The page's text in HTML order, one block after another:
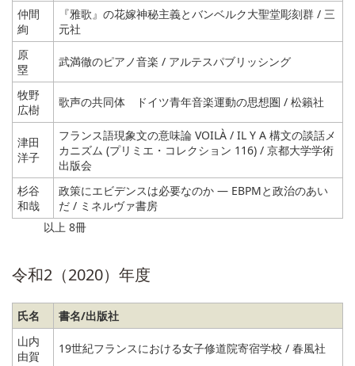
仲間
絢
『雅歌』の花嫁神秘主義とバンベルク大聖堂彫刻群 / 三
元社
原
塁
武満徹のピアノ音楽 / アルテスパブリッシング
牧野
広樹
歌声の共同体 ドイツ青年音楽運動の思想圏 / 松籟社
津田
洋子
フランス語現象文の意味論 VOILÀ / IL Y A 構文の談話メ
カニズム (プリミエ・コレクション 116) / 京都大学学術
出版会
杉谷
和哉
政策にエビデンスは必要なのか ― EBPMと政治のあい
だ / ミネルヴァ書房
以上 8冊
令和2（2020）年度
氏名
書名/出版社
山内
由賀
19世紀フランスにおける女子修道院寄宿学校 / 春風社